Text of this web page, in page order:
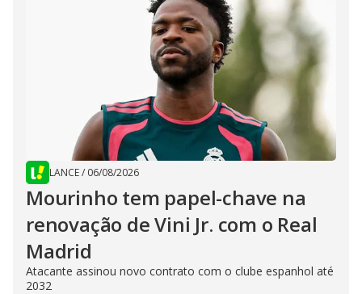
LANCE/ 06/08/2026
Mourinho tem papel-chave na
renovação de Vini Jr. com o Real
Madrid
Atacante assinou novo contrato com o clube espanhol até
2032